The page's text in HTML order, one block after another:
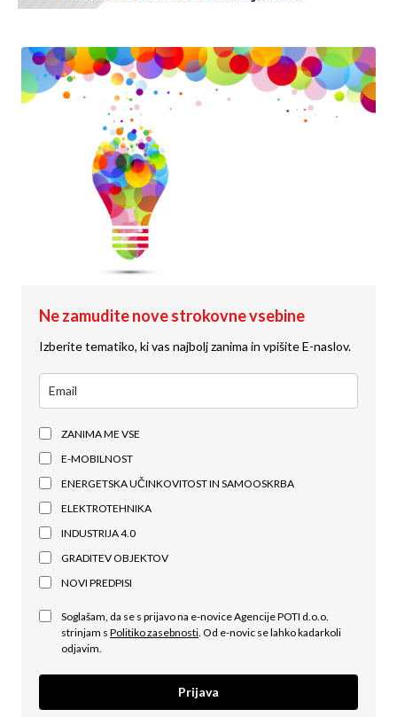
Ne zamudite nove strokovne vsebine
Izberite tematiko, ki vas najbolj zanima in vpišite E-naslov.
ZANIMA ME VSE
E-MOBILNOST
ENERGETSKA UČINKOVITOST IN SAMOOSKRBA
ELEKTROTEHNIKA
INDUSTRIJA 4.0
GRADITEV OBJEKTOV
NOVI PREDPISI
Soglašam, da se s prijavo na e-novice Agencije POTI d.o.o.
strinjam s Politiko zasebnosti . Od e-novic se lahko kadarkoli
odjavim.
Prijava